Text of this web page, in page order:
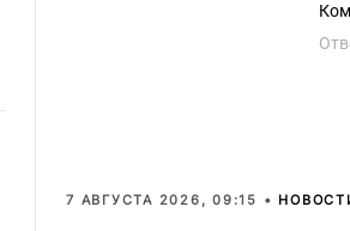
7 АВГУСТА 2026, 09:15 •